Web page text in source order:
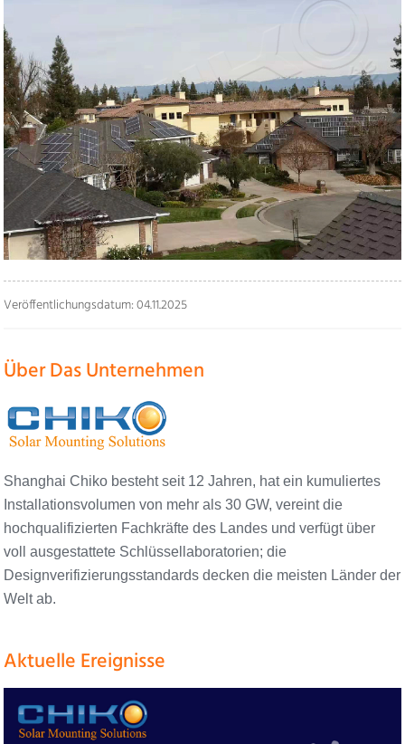
Veröffentlichungsdatum: 04.11.2025
Über Das Unternehmen
Shanghai Chiko besteht seit 12 Jahren, hat ein kumuliertes
Installationsvolumen von mehr als 30 GW, vereint die
hochqualifizierten Fachkräfte des Landes und verfügt über
voll ausgestattete Schlüssellaboratorien; die
Designverifizierungsstandards decken die meisten Länder der
Welt ab.
Aktuelle Ereignisse